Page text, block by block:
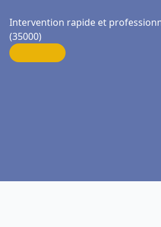
Intervention rapide et
(35000)